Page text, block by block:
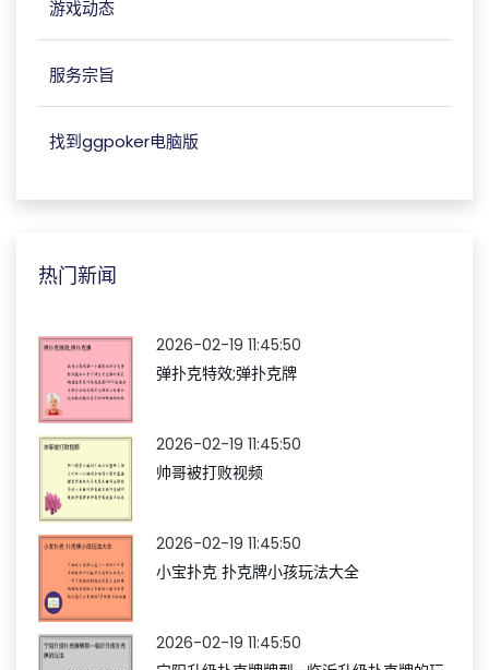
游戏动态
服务宗旨
找到ggpoker电脑版
热门新闻
2026-02-19 11:45:50
弹扑克特效;弹扑克牌
2026-02-19 11:45:50
帅哥被打败视频
2026-02-19 11:45:50
小宝扑克 扑克牌小孩玩法大全
2026-02-19 11:45:50